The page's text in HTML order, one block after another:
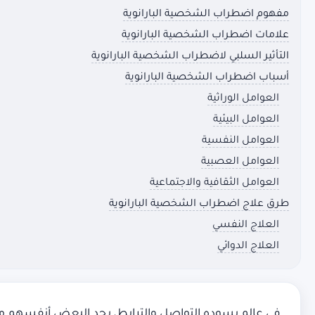
مفهوم اضطراب الشخصية البارانوية
علامات اضطراب الشخصية البارانوية
التأثير السلبي لاضطراب الشخصية البارانوية
أسباب اضطراب الشخصية البارانوية
العوامل الوراثية
العوامل البيئية
العوامل النفسية
العوامل العصبية
العوامل الثقافية والاجتماعية
طرق علاج اضطراب الشخصية البارانوية
العلاج النفسي
العلاج الدوائي